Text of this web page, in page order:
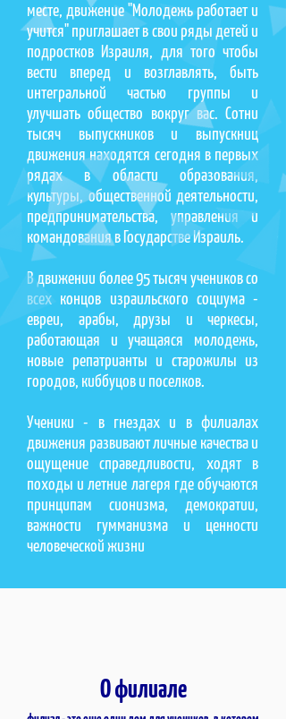
месте, движение "Молодежь работает и
учится" приглашает в свои ряды детей и
подростков Израиля, для того чтобы
вести вперед и возглавлять, быть
интегральной частью группы и
улучшать общество вокруг вас. Сотни
тысяч выпускников и выпускниц
движения находятся сегодня в первых
рядах в области образования,
культуры, общественной деятельности,
предпринимательства, управления и
командования в Государстве Израиль.
В движении более 95 тысяч учеников со
всех концов израильского социума -
евреи, арабы, друзы и черкесы,
работающая и учащаяся молодежь,
новые репатрианты и старожилы из
городов, киббуцов и поселков.
Ученики - в гнездах и в филиалах
движения развивают личные качества и
ощущение справедливости, ходят в
походы и летние лагеря где обучаются
принципам сионизма, демократии,
важности гумманизма и ценности
человеческой жизни
О филиале